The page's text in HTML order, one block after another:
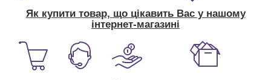
Як купити товар, що цікавить Вас у нашому
інтернет-магазині